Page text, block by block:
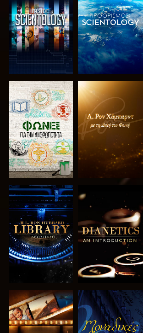
ΕΞΕΡΕΥΝΗΣΤΕ
ΤΗ ΣΕΙΡΑ
ΕΞΕΡΕΥΝΗΣΤΕ
ΤΗ ΣΕΙΡΑ
ΕΞΕΡΕΥΝΗΣΤΕ
ΤΗ ΣΕΙΡΑ
ΕΞΕΡΕΥΝΗΣΤΕ
ΤΗ ΣΕΙΡΑ
ΕΞΕΡΕΥΝΗΣΤΕ
ΤΗ ΣΕΙΡΑ
ΠΑΡΑΚΟΛΟΥΘΗΣΤΕ